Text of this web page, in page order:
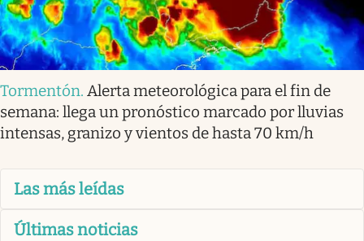
Tormentón. Alerta meteorológica para el fin de
semana: llega un pronóstico marcado por lluvias
intensas, granizo y vientos de hasta 70 km/h
Las más leídas
Últimas noticias